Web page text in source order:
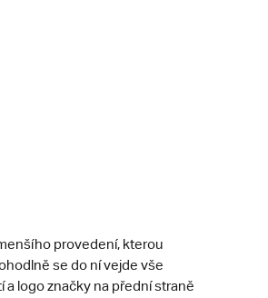
provedení, kterou
se do ní vejde vše
a logo značky na přední straně